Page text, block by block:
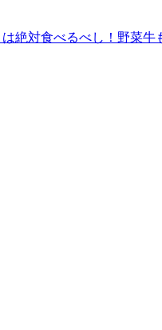
は絶対食べるべし！野菜